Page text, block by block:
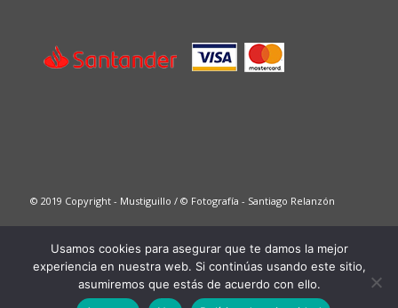
© 2019 Copyright - Mustiguillo / © Fotografía - Santiago Relanzón
This site is registered onwpml.org as a development site. Switch to a production
site key toremove this banner.
Usamos cookies para asegurar que te damos la mejor
experiencia en nuestra web. Si continúas usando este sitio,
asumiremos que estás de acuerdo con ello.